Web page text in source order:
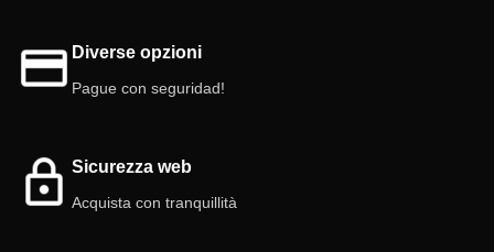
Diverse opzioni
Pague con seguridad!
Sicurezza web
Acquista con tranquillità